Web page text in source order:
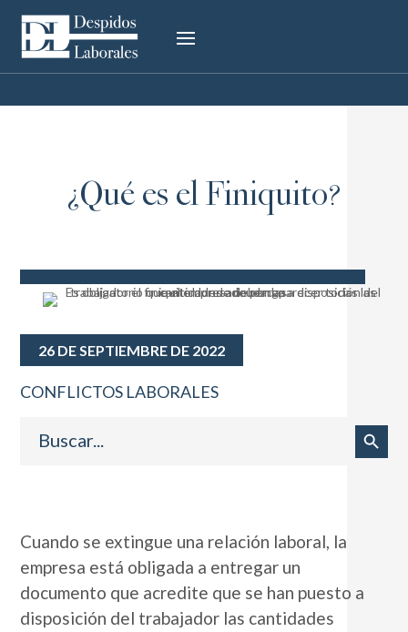
¿Qué es el Finiquito?
26 DE SEPTIEMBRE DE 2022
CONFLICTOS LABORALES
Botón de búsqueda
Cuando se extingue una relación laboral, la
empresa está obligada a entregar un
documento que acredite que se han puesto a
disposición del trabajador las cantidades